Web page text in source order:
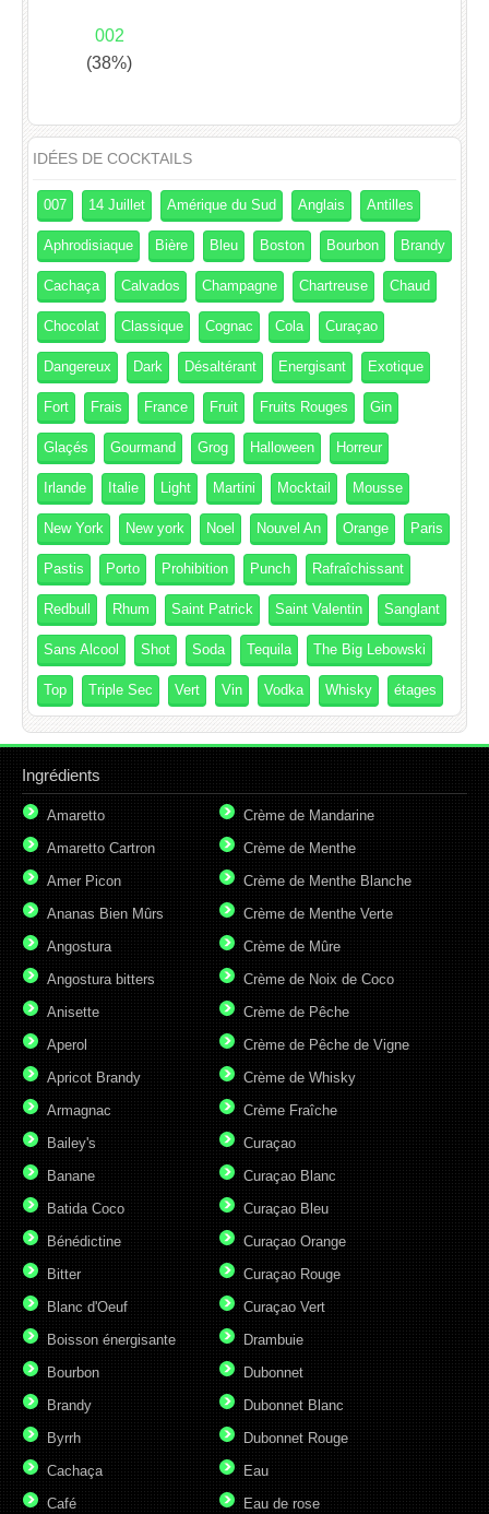
002
(38%)
IDÉES DE COCKTAILS
007 14 Juillet Amérique du Sud Anglais Antilles
Aphrodisiaque Bière Bleu Boston Bourbon Brandy
Cachaça Calvados Champagne Chartreuse Chaud
Chocolat Classique Cognac Cola Curaçao
Dangereux Dark Désaltérant Energisant Exotique
Fort Frais France Fruit Fruits Rouges Gin
Glaçés Gourmand Grog Halloween Horreur
Irlande Italie Light Martini Mocktail Mousse
New York New york Noel Nouvel An Orange Paris
Pastis Porto Prohibition Punch Rafraîchissant
Redbull Rhum Saint Patrick Saint Valentin Sanglant
Sans Alcool Shot Soda Tequila The Big Lebowski
Top Triple Sec Vert Vin Vodka Whisky étages
Ingrédients
Amaretto
Amaretto Cartron
Amer Picon
Ananas Bien Mûrs
Angostura
Angostura bitters
Anisette
Aperol
Apricot Brandy
Armagnac
Bailey's
Banane
Batida Coco
Bénédictine
Bitter
Blanc d'Oeuf
Boisson énergisante
Bourbon
Brandy
Byrrh
Cachaça
Café
Crème de Mandarine
Crème de Menthe
Crème de Menthe Blanche
Crème de Menthe Verte
Crème de Mûre
Crème de Noix de Coco
Crème de Pêche
Crème de Pêche de Vigne
Crème de Whisky
Crème Fraîche
Curaçao
Curaçao Blanc
Curaçao Bleu
Curaçao Orange
Curaçao Rouge
Curaçao Vert
Drambuie
Dubonnet
Dubonnet Blanc
Dubonnet Rouge
Eau
Eau de rose